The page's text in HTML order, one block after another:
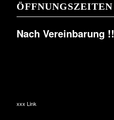
ÖFFNUNGSZEITEN
Nach Vereinbarung !!
xxx Link